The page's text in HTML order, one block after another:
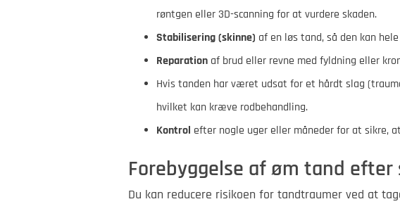
røntgen eller 3D-scanning for at vurdere skaden.
Stabilisering (skinne) af en løs tand, så den kan
Reparationaf brud eller revne med fyldning eller
Hvis tanden har været udsat for et hårdt slag
hvilket kan kræve rodbehandling.
Kontrol efter nogle uger eller måneder for at sikre,
Forebyggelse af øm tand efter
Du kan reducere risikoen for tandtraumer ved at